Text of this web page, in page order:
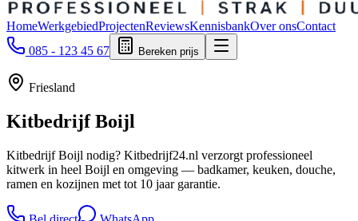
HomeWerkgebiedProjectenReviewsKennisbankOver onsContact
085 - 123 45 67
Bereken prijs
Friesland
KitbedrijfBoijl
Kitbedrijf Boijl nodig? Kitbedrijf24.nl verzorgt professioneel
kitwerk in heel Boijl en omgeving — badkamer, keuken, douche,
ramen en kozijnen met tot 10 jaar garantie.